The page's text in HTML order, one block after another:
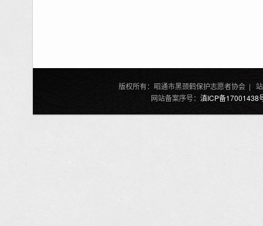
版权所有：昭通市黑颈鹤保护志愿者协会 |
网站备案序号： 滇ICP备17001438